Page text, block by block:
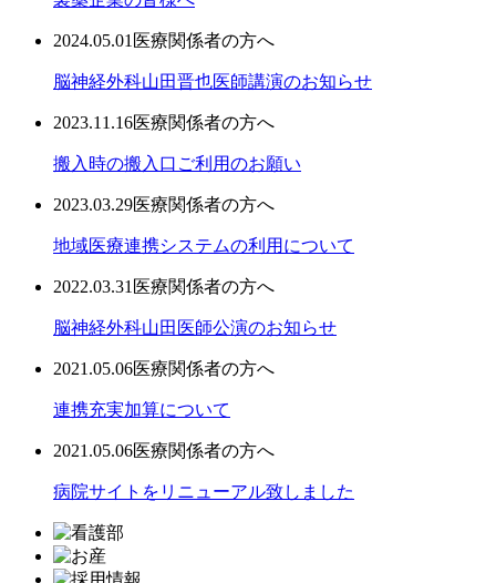
2024.05.01 医療関係者の方へ
脳神経外科山田晋也医師講演のお知らせ
2023.11.16医療関係者の方へ
搬入時の搬入口ご利用のお願い
2023.03.29医療関係者の方へ
地域医療連携システムの利用について
2022.03.31 医療関係者の方へ
脳神経外科山田医師公演のお知らせ
2021.05.06医療関係者の方へ
連携充実加算について
2021.05.06医療関係者の方へ
病院サイトをリニューアル致しました